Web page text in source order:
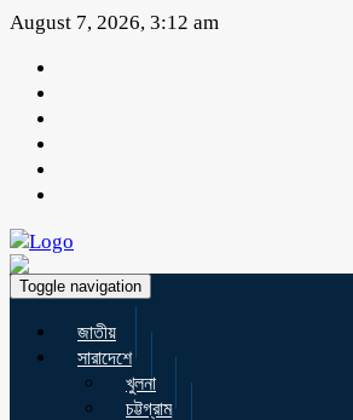
August 7, 2026, 3:12 am
Toggle navigation
জাতীয়
সারাদেশে
খুলনা
চট্টগ্রাম